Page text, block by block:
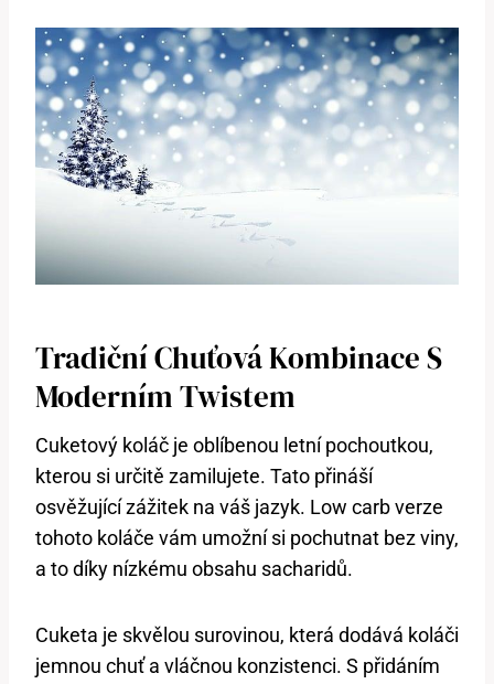
Tradiční Chuťová Kombinace S
Moderním Twistem
Cuketový koláč je oblíbenou letní pochoutkou,
kterou ⁤si určitě zamilujete. Tato přináší
osvěžující zážitek na ​váš jazyk. Low carb⁢ verze
tohoto koláče vám umožní si pochutnat bez viny,
a to⁢ díky nízkému obsahu ​sacharidů.
Cuketa‌ je skvělou⁢ surovinou, která dodává koláči
​jemnou chuť a vláčnou konzistenci. ⁢S přidáním